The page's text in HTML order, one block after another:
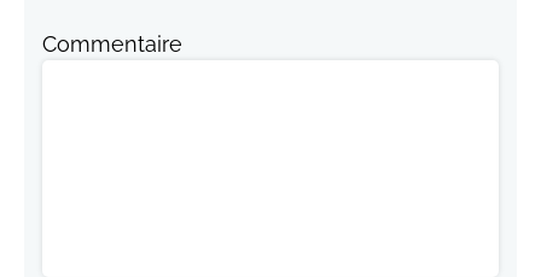
Commentaire